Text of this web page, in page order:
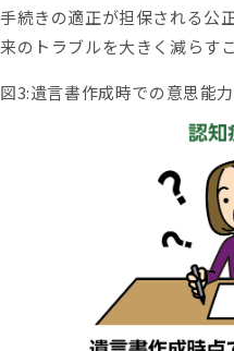
手続きの適正が担保される公
来のトラブルを大きく減らす
図3:遺言書作成時での意思能